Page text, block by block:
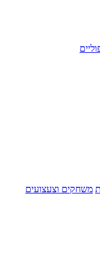
משחקים וצעצועים